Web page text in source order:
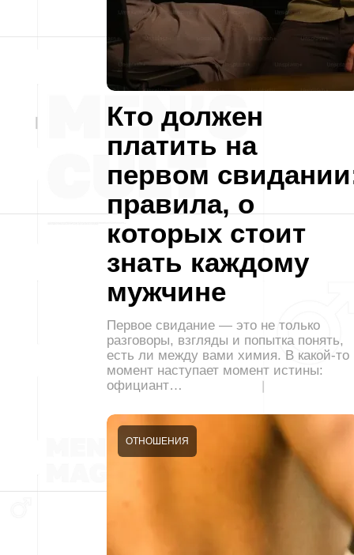
Кто должен
платить на
первом
правила, о
которых стоит
знать каждому
мужчине
Первое свидание — это не только
разговоры, взгляды и попытка понять,
есть ли между вами химия. В какой-то
момент наступает момент истины:
официант…
ОТНОШЕНИЯ